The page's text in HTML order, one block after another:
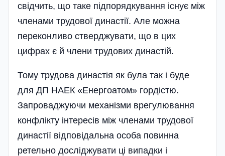
свідчить, що таке підпорядкування існує між
членами трудової династії. Але можна
переконливо стверджувати, що в цих
цифрах є й члени трудових династій.
Тому трудова династія як була так і буде
для ДП НАЕК «Енергоатом» гордістю.
Запроваджуючи механізми врегулювання
конфлікту інтересів між членами трудової
династії відповідальна особа повинна
ретельно досліджувати ці випадки і